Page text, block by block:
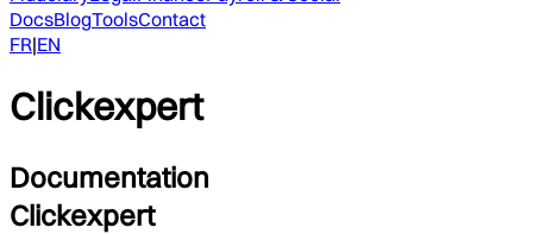
DocsBlogToolsContact
FR|EN
Clickexpert
Documentation
Clickexpert